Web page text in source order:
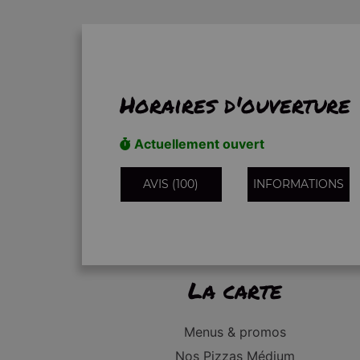
Horaires d'ouverture
Actuellement ouvert
AVIS (100) INFORMATIONS
La carte
Menus & promos
Nos Pizzas Médium